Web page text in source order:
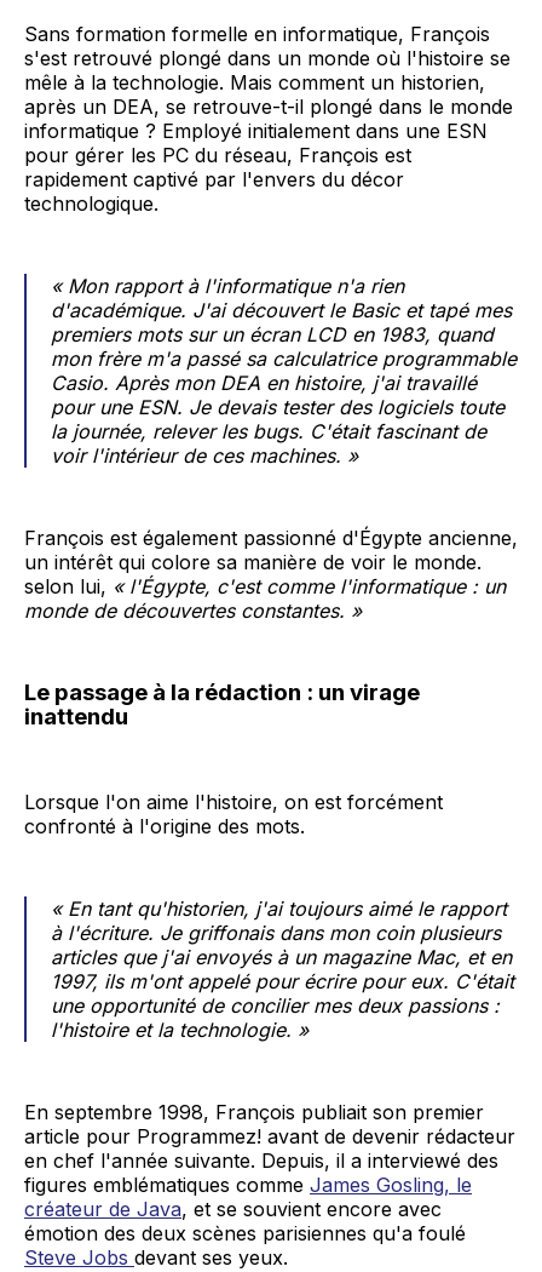
Sans formation formelle en informatique, François
s'est retrouvé plongé dans un monde où l'histoire se
mêle à la technologie. Mais comment un historien,
après un DEA, se retrouve-t-il plongé dans le monde
informatique ? Employé initialement dans une ESN
pour gérer les PC du réseau, François est
rapidement captivé par l'envers du décor
technologique.
« Mon rapport à l'informatique n'a rien
d'académique. J'ai découvert le Basic et tapé mes
premiers mots sur un écran LCD en 1983, quand
mon frère m'a passé sa calculatrice programmable
Casio. Après mon DEA en histoire, j'ai travaillé
pour une ESN. Je devais tester des logiciels toute
la journée, relever les bugs. C'était fascinant de
voir l'intérieur de ces machines. »
François est également passionné d'Égypte ancienne,
un intérêt qui colore sa manière de voir le monde.
selon lui, « l'Égypte, c'est comme l'informatique : un
monde de découvertes constantes. »
Le passage à la rédaction : un virage
inattendu
Lorsque l'on aime l'histoire, on est forcément
confronté à l'origine des mots.
« En tant qu'historien, j'ai toujours aimé le rapport
à l'écriture. Je griffonais dans mon coin plusieurs
articles que j'ai envoyés à un magazine Mac, et en
1997, ils m'ont appelé pour écrire pour eux. C'était
une opportunité de concilier mes deux passions :
l'histoire et la technologie. »
En septembre 1998, François publiait son premier
article pour Programmez! avant de devenir rédacteur
en chef l'année suivante. Depuis, il a interviewé des
figures emblématiques comme James Gosling, le
créateur de Java, et se souvient encore avec
émotion des deux scènes parisiennes qu'a foulé
Steve Jobs devant ses yeux.